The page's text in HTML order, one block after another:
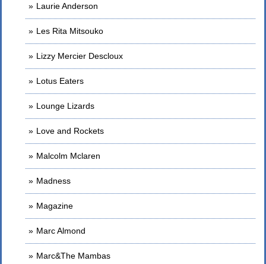
Laurie Anderson
Les Rita Mitsouko
Lizzy Mercier Descloux
Lotus Eaters
Lounge Lizards
Love and Rockets
Malcolm Mclaren
Madness
Magazine
Marc Almond
Marc&The Mambas